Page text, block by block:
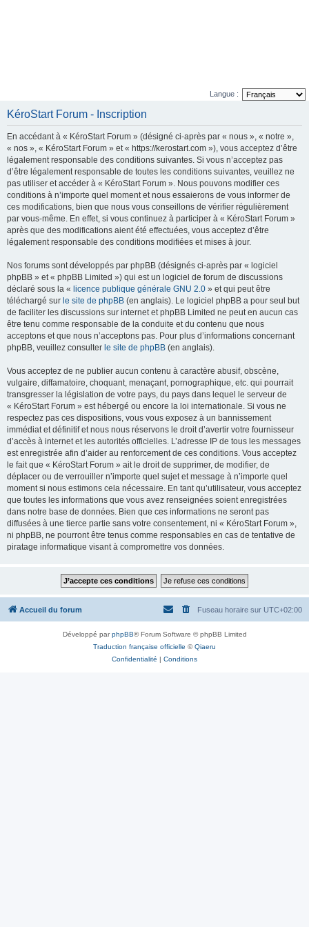
Langue :
KéroStart Forum - Inscription
En accédant à « KéroStart Forum » (désigné ci-après par « nous », « notre »,
« nos », « KéroStart Forum » et « https://kerostart.com »), vous acceptez d’être
légalement responsable des conditions suivantes. Si vous n’acceptez pas
d’être légalement responsable de toutes les conditions suivantes, veuillez ne
pas utiliser et accéder à « KéroStart Forum ». Nous pouvons modifier ces
conditions à n’importe quel moment et nous essaierons de vous informer de
ces modifications, bien que nous vous conseillons de vérifier régulièrement
par vous-même. En effet, si vous continuez à participer à « KéroStart Forum »
après que des modifications aient été effectuées, vous acceptez d’être
légalement responsable des conditions modifiées et mises à jour.
Nos forums sont développés par phpBB (désignés ci-après par « logiciel
phpBB » et « phpBB Limited ») qui est un logiciel de forum de discussions
déclaré sous la « licence publique générale GNU 2.0 » et qui peut être
téléchargé sur le site de phpBB (en anglais). Le logiciel phpBB a pour seul but
de faciliter les discussions sur internet et phpBB Limited ne peut en aucun cas
être tenu comme responsable de la conduite et du contenu que nous
acceptons et que nous n’acceptons pas. Pour plus d’informations concernant
phpBB, veuillez consulter le site de phpBB (en anglais).
Vous acceptez de ne publier aucun contenu à caractère abusif, obscène,
vulgaire, diffamatoire, choquant, menaçant, pornographique, etc. qui pourrait
transgresser la législation de votre pays, du pays dans lequel le serveur de
« KéroStart Forum » est hébergé ou encore la loi internationale. Si vous ne
respectez pas ces dispositions, vous vous exposez à un bannissement
immédiat et définitif et nous nous réservons le droit d’avertir votre fournisseur
d’accès à internet et les autorités officielles. L’adresse IP de tous les messages
est enregistrée afin d’aider au renforcement de ces conditions. Vous acceptez
le fait que « KéroStart Forum » ait le droit de supprimer, de modifier, de
déplacer ou de verrouiller n’importe quel sujet et message à n’importe quel
moment si nous estimons cela nécessaire. En tant qu’utilisateur, vous acceptez
que toutes les informations que vous avez renseignées soient enregistrées
dans notre base de données. Bien que ces informations ne seront pas
diffusées à une tierce partie sans votre consentement, ni « KéroStart Forum »,
ni phpBB, ne pourront être tenus comme responsables en cas de tentative de
piratage informatique visant à compromettre vos données.
Accueil du forum Fuseau horaire sur UTC+02:00
Développé parphpBB® Forum Software © phpBB Limited
Traduction française officielle ©Qiaeru
Confidentialité | Conditions